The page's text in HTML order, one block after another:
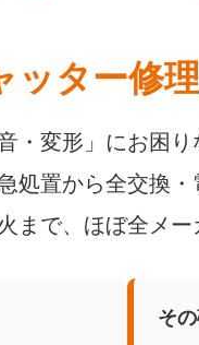
ッター修
・変形」にお困
処置から全交換
で、ほぼ全メ
その